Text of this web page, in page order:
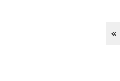
«